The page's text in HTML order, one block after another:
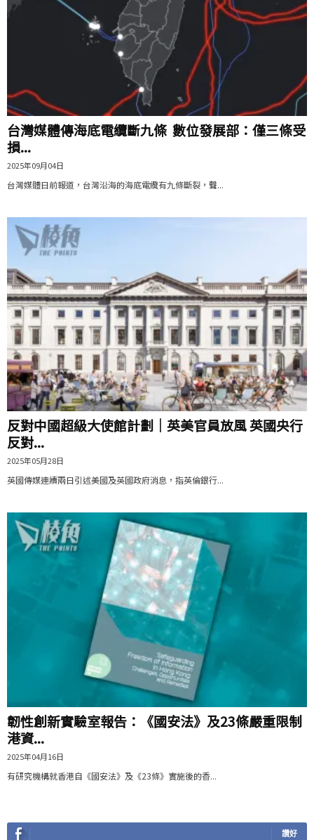
台灣媒體傳海底電纜斷九條 數位發展部：僅三條受
損...
2025年09月04日
台灣媒體日前報道，台灣沿海的海底電纜有九條斷裂，聲...
反對中國超級大使館計劃｜英美官員放風 英國央行
反對...
2025年05月28日
英國傳媒連續兩日引述美國及英國政府消息，指英倫銀行...
韌性創新實驗室報告：《國安法》及23條嚴重限制
港資...
2025年04月16日
有研究機構就香港自《國安法》及《23條》實施後的⾹...
讚好